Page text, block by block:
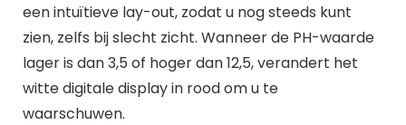
een intuïtieve lay-out, zodat u nog steeds kunt
zien, zelfs bij slecht zicht. Wanneer de PH-waarde
lager is dan 3,5 of hoger dan 12,5, verandert het
witte digitale display in rood om u te
waarschuwen.